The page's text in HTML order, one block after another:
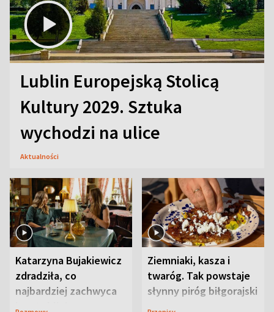
Lublin Europejską Stolicą
Kultury 2029. Sztuka
wychodzi na ulice
Aktualności
Katarzyna Bujakiewicz
zdradziła, co
najbardziej zachwyca
ją w Lublinie
Ziemniaki, kasza i
twaróg. Tak powstaje
słynny piróg biłgorajski